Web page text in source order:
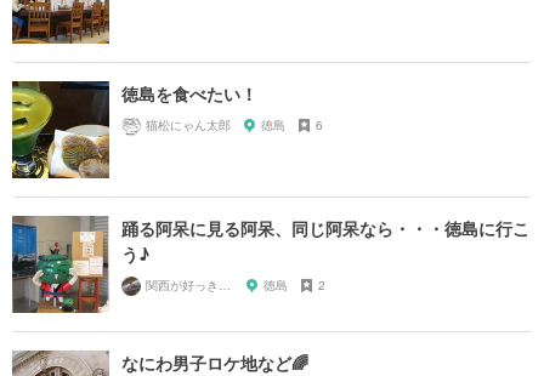
徳島を食べたい！
猫松にゃん太郎 徳島 6
踊る阿呆に見る阿呆、同じ阿呆なら・・・徳島に行こ
う♪
徳島 2
なにわ男子ロケ地など🌈